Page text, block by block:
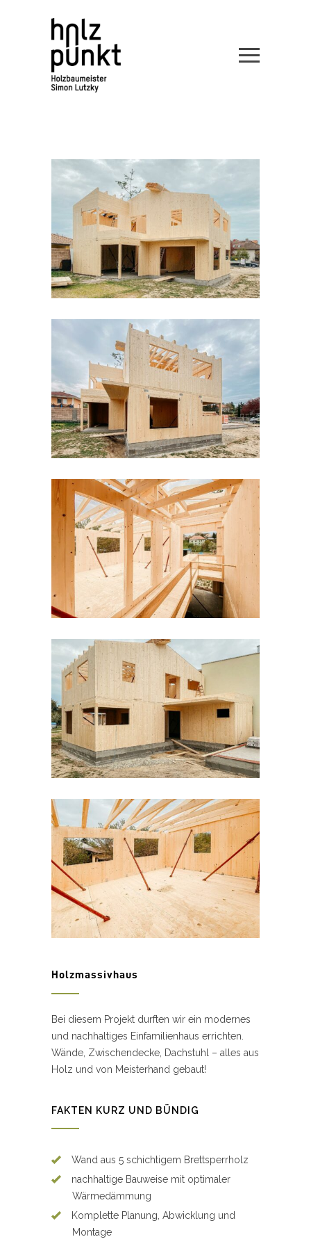
Holzmassivhaus
Bei diesem Projekt durften wir ein modernes
und nachhaltiges Einfamilienhaus errichten.
Wände, Zwischendecke, Dachstuhl – alles aus
Holz und von Meisterhand gebaut!
FAKTEN KURZ UND BÜNDIG
Wand aus 5 schichtigem Brettsperrholz
nachhaltige Bauweise mit optimaler
Wärmedämmung
Komplette Planung, Abwicklung und
Montage